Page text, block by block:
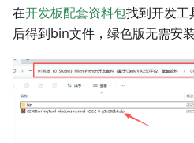
在开发板配套资料包找到开发工
后得到bin文件，绿色版无需安装